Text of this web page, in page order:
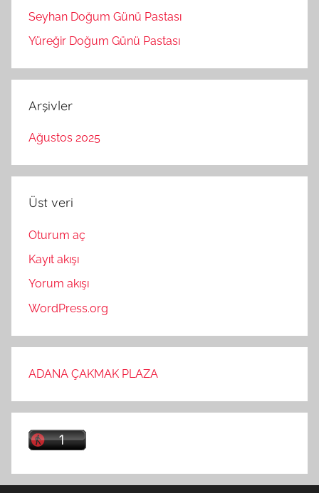
Seyhan Doğum Günü Pastası
Yüreğir Doğum Günü Pastası
Arşivler
Ağustos 2025
Üst veri
Oturum aç
Kayıt akışı
Yorum akışı
WordPress.org
ADANA ÇAKMAK PLAZA